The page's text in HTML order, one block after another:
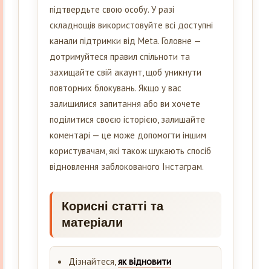
підтвердьте свою особу. У разі
складнощів використовуйте всі доступні
канали підтримки від Meta. Головне —
дотримуйтеся правил спільноти та
захищайте свій акаунт, щоб уникнути
повторних блокувань. Якщо у вас
залишилися запитання або ви хочете
поділитися своєю історією, залишайте
коментарі — це може допомогти іншим
користувачам, які також шукають спосіб
відновлення заблокованого Інстаграм.
Корисні статті та
матеріали
Дізнайтеся, як відновити